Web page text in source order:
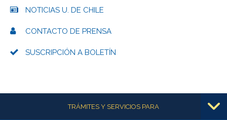
NOTICIAS U. DE CHILE
CONTACTO DE PRENSA
SUSCRIPCIÓN A BOLETÍN
Más informaciónTRÁMITES Y SERVICIOS PARA